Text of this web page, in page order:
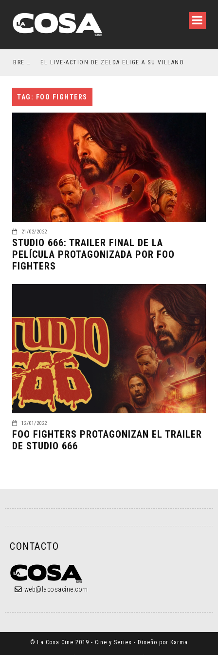
RESEÑA LA INVITACIÓN: OLIVIA WILDE REFLEXIONA SOBRE LA VIDA CONYUGAL EL LIVE-ACTION DE ZELDA ELIGE A SU VILLANO
TAG: FOO FIGHTERS
21/02/2022
STUDIO 666: TRAILER FINAL DE LA
PELÍCULA PROTAGONIZADA POR FOO
FIGHTERS
12/01/2022
FOO FIGHTERS PROTAGONIZAN EL TRAILER
DE STUDIO 666
CONTACTO
web@lacosacine.com
© La Cosa Cine 2019 - Cine y Series - Diseño por Karma